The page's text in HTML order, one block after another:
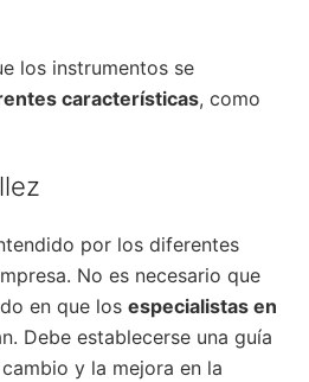
los instrumentos se
características, como
por los diferentes
No es necesario que
en que losespecialistas en
Debe establecerse una guía
y la mejora en la